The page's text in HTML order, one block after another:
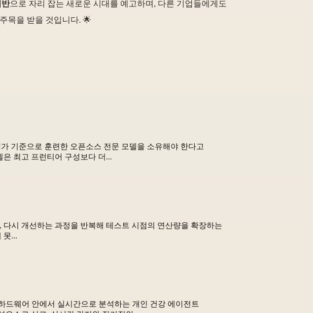
반으로 자리 잡는 새로운 시대를 예고하며, 다른 기업들에게도
목을 받을 것입니다. 🌟
기준으로 훈련한 오픈소스 전문 모델을 소유해야 한다고
최고 프런티어 구성보다 더...
다시 개선하는 과정을 반복해 테스트 시점의 연산량을 확장하는
못...
웨어 안에서 실시간으로 분석하는 개인 건강 에이전트